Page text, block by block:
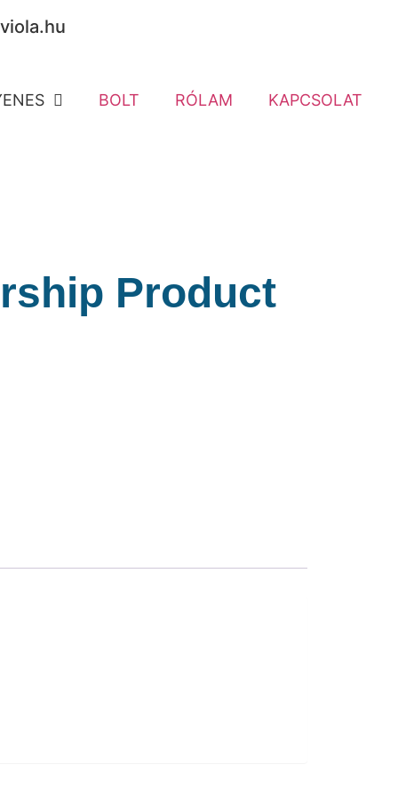
BOLT RÓLAM KAPCSOLAT
Product